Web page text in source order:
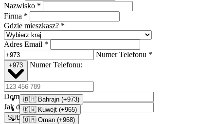
Nazwisko *
Firma *
Gdzie mieszkasz? *
Adres Email *
Numer Telefonu *
+973
🇧🇭 Bahrajn (+973)
🇰🇼 Kuwejt (+965)
🇴🇲 Oman (+968)
Numer Telefonu:
Domena witryny*
Jak do nas trafiłeś?
SUBMIT